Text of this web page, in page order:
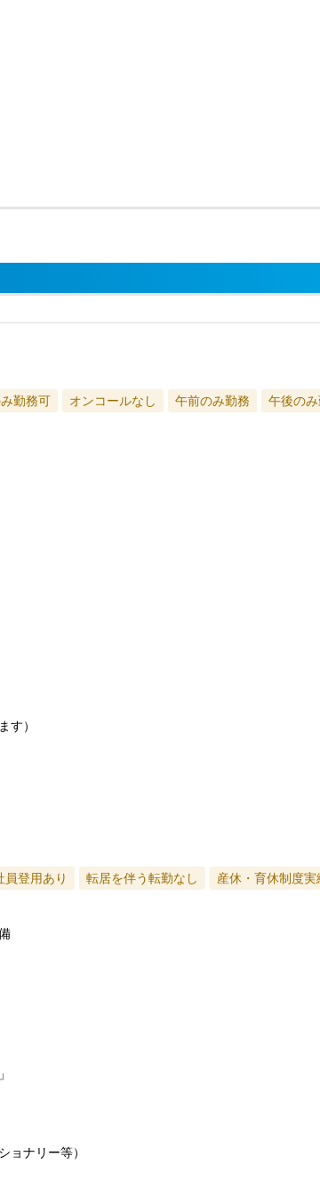
勤務可 オンコールなし 午前のみ勤務 午後の
す）
員登用あり 転居を伴う転勤なし 産休・育休制度実
ョナリー等）